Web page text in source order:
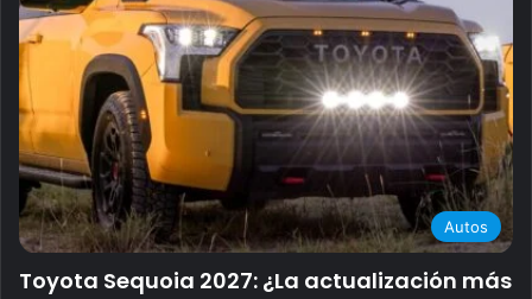
Autos
Toyota Sequoia 2027: ¿La actualización más